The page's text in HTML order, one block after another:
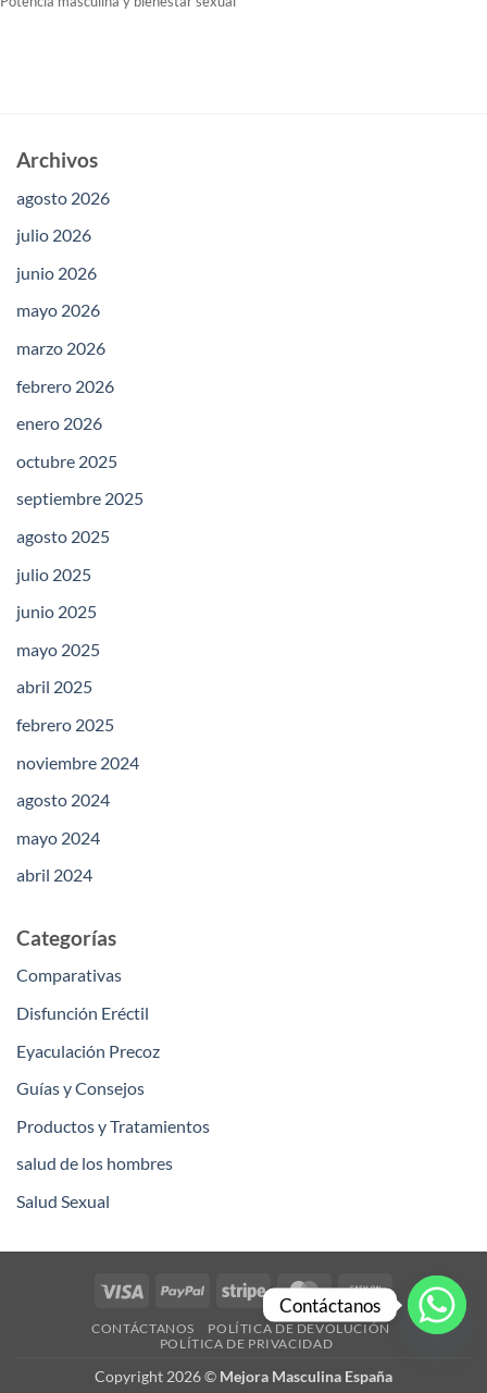
Archivos
agosto 2026
julio 2026
junio 2026
mayo 2026
marzo 2026
febrero 2026
enero 2026
octubre 2025
septiembre 2025
agosto 2025
julio 2025
junio 2025
mayo 2025
abril 2025
febrero 2025
noviembre 2024
agosto 2024
mayo 2024
abril 2024
Categorías
Comparativas
Disfunción Eréctil
Eyaculación Precoz
Guías y Consejos
Productos y Tratamientos
salud de los hombres
Salud Sexual
Visa PayPal Stripe MasterCardCash
On
Delivery
CONTÁCTANOS
POLÍTICA DE DEVOLUCIÓN
POLÍTICA DE PRIVACIDAD
Copyright 2026 © Mejora Masculina España
Contáctanos